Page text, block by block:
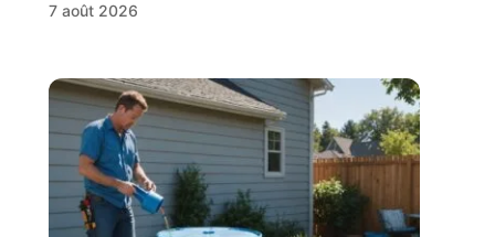
7 août 2026